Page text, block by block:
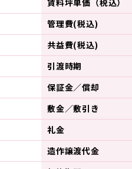
管理費(税込)
共益費(税込)
引渡時期
保証金／償却
敷金／敷引き
礼金
造作譲渡代金